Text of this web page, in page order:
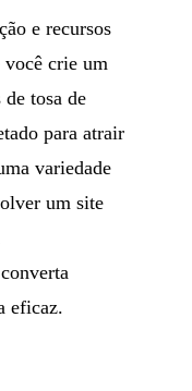
e recursos
você crie um
tosa de
para atrair
variedade
um site
eficaz.